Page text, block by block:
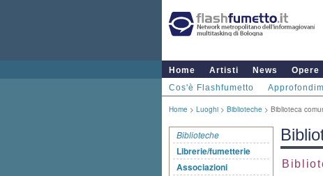
Home Artisti News Opere
Cos'è Flashfumetto
Home > Luoghi > Biblioteche > Biblioteca
Biblioteche
Librerie/fumetterie
Associazioni